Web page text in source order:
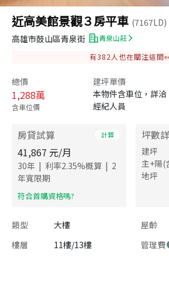
近高美館景觀３房平車 (7167LD)
高雄市鼓山區青泉街
青泉山莊
有382 人也在關注這間
總價
1,288萬
含車位價
建坪單價
本物件含車位，詳洽
經紀人員
房貸試算 計算
41,867 元/月
30年 | 利率2.35%概算 | 2
年寬限期
​符合首購資格嗎?
坪數
建坪
主+陽(
地坪
類型 大樓 屋齡
樓層
11樓/13樓 管理費